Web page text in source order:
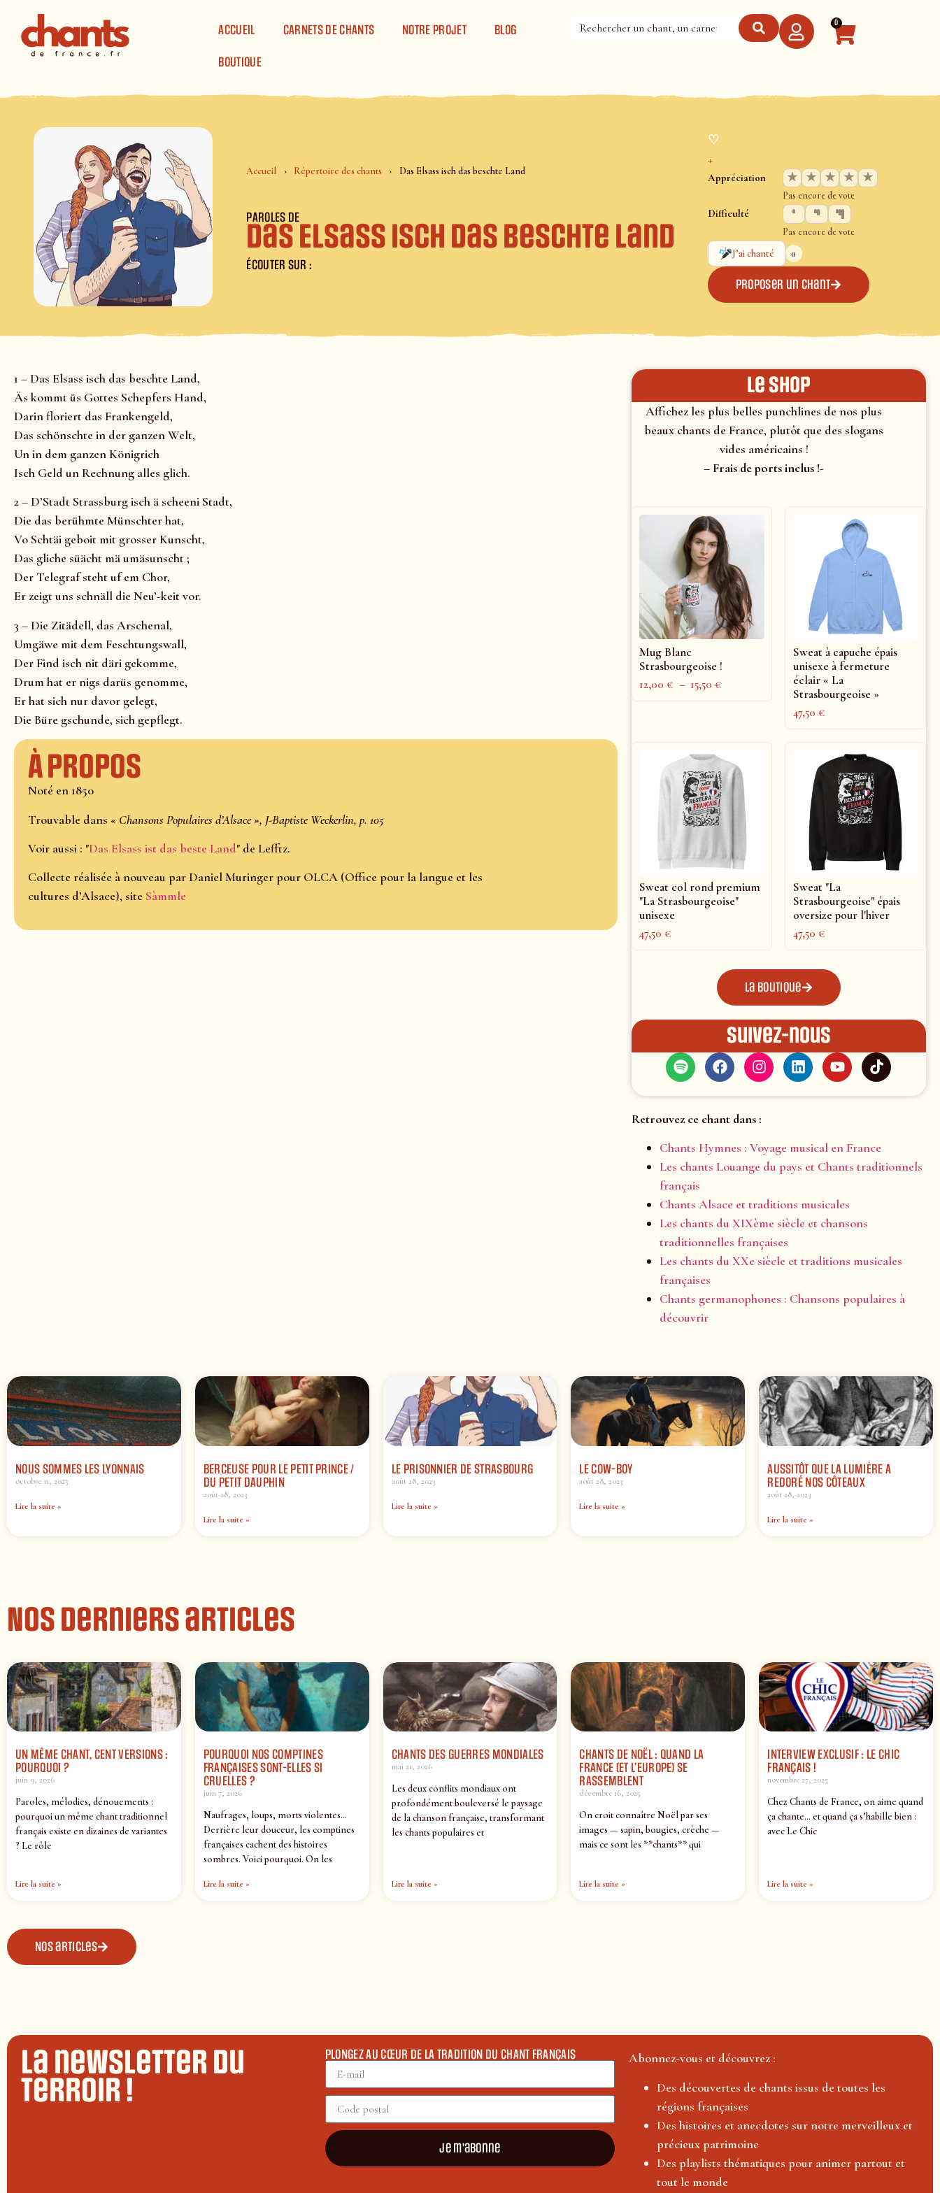
ACCUEIL
CARNETS DE CHANTS NOTRE PROJET BLOG
BOUTIQUE
0
Accueil Répertoire des chants Das Elsass isch das beschte Land
PAROLES DE
Das Elsass isch das beschte Land
ÉCOUTER SUR :
♡
+
Appréciation ★ ★ ★ ★ ★
Pas encore de vote
Difficulté
Pas encore de vote
J’ai chanté
0
Proposer un chant
1 – Das Elsass isch das beschte Land,
Äs kommt üs Gottes Schepfers Hand,
Darin floriert das Frankengeld,
Das schönschte in der ganzen Welt,
Un in dem ganzen Königrich
Isch Geld un Rechnung alles glich.
2 – D’Stadt Strassburg isch ä scheeni Stadt,
Die das berühmte Münschter hat,
Vo Schtäi geboit mit grosser Kunscht,
Das gliche süächt mä umäsunscht ;
Der Telegraf steht uf em Chor,
Er zeigt uns schnäll die Neu’-keit vor.
3 – Die Zitädell, das Arschenal,
Umgäwe mit dem Feschtungswall,
Der Find isch nit däri gekomme,
Drum hat er nigs darüs genomme,
Er hat sich nur davor gelegt,
Die Büre gschunde, sich gepflegt.
À propos
Noté en 1850
Trouvable dans « Chansons Populaires d’Alsace », J-Baptiste Weckerlin, p. 105
Voir aussi : "Das Elsass ist das beste Land" de Lefftz.
Collecte réalisée à nouveau par Daniel Muringer pour OLCA (Office pour la langue et les
cultures d’Alsace), site Sàmmle
le shop
Affichez les plus belles punchlines de nos plus
beaux chants de France, plutôt que des slogans
vides américains !
– Frais de ports inclus !-
Mug Blanc
Strasbourgeoise !
12,00€ – 15,50€
Sweat à capuche épais
unisexe à fermeture
éclair « La
Strasbourgeoise »
47,50€
Sweat col rond premium
"La Strasbourgeoise"
unisexe
47,50€
Sweat "La
Strasbourgeoise" épais
oversize pour l'hiver
47,50€
La boutique
Suivez-nous
Retrouvez ce chant dans :
Chants Hymnes : Voyage musical en France
Les chants Louange du pays et Chants traditionnels
français
Chants Alsace et traditions musicales
Les chants du XIXème siècle et chansons
traditionnelles françaises
Les chants du XXe siècle et traditions musicales
françaises
Chants germanophones : Chansons populaires à
découvrir
NOUS SOMMES LES LYONNAIS
octobre 11, 2025
Lire la suite »
BERCEUSE POUR LE PETIT PRINCE /
DU PETIT DAUPHIN
août 28, 2023
Lire la suite »
LE PRISONNIER DE STRASBOURG
août 28, 2023
Lire la suite »
LE COW-BOY
août 28, 2023
Lire la suite »
AUSSITÔT QUE LA LUMIÈRE A
REDORÉ NOS CÔTEAUX
août 28, 2023
Lire la suite »
Nos derniers articles
UN MÊME CHANT, CENT VERSIONS :
POURQUOI ?
juin 9, 2026
Paroles, mélodies, dénouements :
pourquoi un même chant traditionnel
français existe en dizaines de variantes
? Le rôle
Lire la suite »
POURQUOI NOS COMPTINES
FRANÇAISES SONT-ELLES SI
CRUELLES ?
juin 7, 2026
Naufrages, loups, morts violentes…
Derrière leur douceur, les comptines
françaises cachent des histoires
sombres. Voici pourquoi. On les
Lire la suite »
CHANTS DES GUERRES MONDIALES
mai 21, 2026
Les deux conflits mondiaux ont
profondément bouleversé le paysage
de la chanson française, transformant
les chants populaires et
Lire la suite »
CHANTS DE NOËL : QUAND LA
FRANCE (ET L’EUROPE) SE
RASSEMBLENT
décembre 16, 2025
On croit connaître Noël par ses
images — sapin, bougies, crèche —
mais ce sont les **chants** qui
Lire la suite »
INTERVIEW EXCLUSIF : LE CHIC
FRANÇAIS !
novembre 27, 2025
Chez Chants de France, on aime quand
ça chante… et quand ça s’habille bien :
avec Le Chic
Lire la suite »
Nos articles
La newsletter du
terroir !
PLONGEZ AU CŒUR DE LA TRADITION DU CHANT FRANÇAIS
Je m'abonne
Abonnez-vous et découvrez :
Des découvertes de chants issus de toutes les
régions françaises
Des histoires et anecdotes sur notre merveilleux et
précieux patrimoine
Des playlists thématiques pour animer partout et
tout le monde